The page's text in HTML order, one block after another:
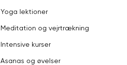
Yoga lektioner
Meditation og vejrtrækning
Intensive kurser
Asanas og øvelser